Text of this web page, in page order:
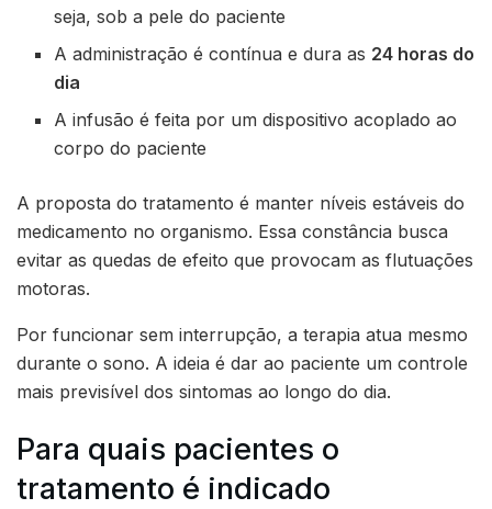
seja, sob a pele do paciente
A administração é contínua e dura as 24 horas do
dia
A infusão é feita por um dispositivo acoplado ao
corpo do paciente
A proposta do tratamento é manter níveis estáveis do
medicamento no organismo. Essa constância busca
evitar as quedas de efeito que provocam as flutuações
motoras.
Por funcionar sem interrupção, a terapia atua mesmo
durante o sono. A ideia é dar ao paciente um controle
mais previsível dos sintomas ao longo do dia.
Para quais pacientes o
tratamento é indicado